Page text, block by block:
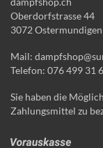
Oberdorfstrasse 44
3072 Ostermundigen
Mail:
Telefon: 076 499 31
Sie haben die
Zahlungsmittel zu